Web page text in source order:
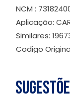
NCM :
Aplicação:
Similares:
Codigo